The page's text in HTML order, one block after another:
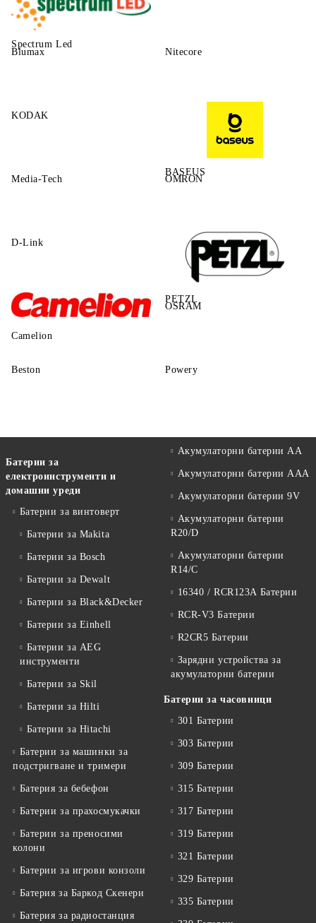
Spectrum Led
Blumax Nitecore
KODAK
BASEUS
Media-Tech OMRON
D-Link
PETZL
Camelion
OSRAM
Beston Powery
Батерии за
електроинструменти и
домашни уреди
Батерии за винтоверт
Батерии за Makita
Батерии за Bosch
Батерии за Dewalt
Батерии за Black&Decker
Батерии за Einhell
Батерии за AEG
инструменти
Батерии за Skil
Батерии за Hilti
Батерии за Hitachi
Батерии за машинки за
подстригване и тримери
Батерия за бебефон
Батерии за прахосмукачки
Батерии за преносими
колони
Батерии за игрови конзоли
Батерия за Баркод Скенери
Батерия за радиостанция
Акумулаторни батерии АА
Акумулаторни батерии AAA
Акумулаторни батерии 9V
Акумулаторни батерии
R20/D
Акумулаторни батерии
R14/C
16340 / RCR123A Батерии
RCR-V3 Батерии
R2CR5 Батерии
Зарядни устройства за
акумулаторни батерии
Батерии за часовници
301 Батерии
303 Батерии
309 Батерии
315 Батерии
317 Батерии
319 Батерии
321 Батерии
329 Батерии
335 Батерии